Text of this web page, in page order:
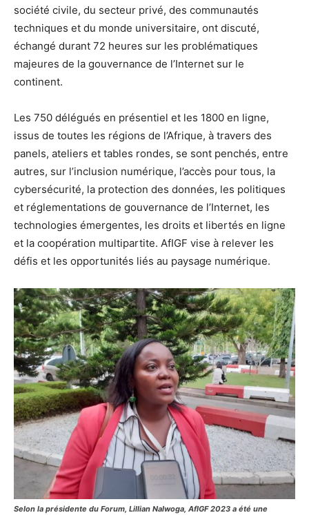
société civile, du secteur privé, des communautés
techniques et du monde universitaire, ont discuté,
échangé durant 72 heures sur les problématiques
majeures de la gouvernance de l’Internet sur le
continent.
Les 750 délégués en présentiel et les 1800 en ligne,
issus de toutes les régions de l’Afrique, à travers des
panels, ateliers et tables rondes, se sont penchés, entre
autres, sur l’inclusion numérique, l’accès pour tous, la
cybersécurité, la protection des données, les politiques
et réglementations de gouvernance de l’Internet, les
technologies émergentes, les droits et libertés en ligne
et la coopération multipartite. AfIGF vise à relever les
défis et les opportunités liés au paysage numérique.
Selon la présidente du Forum, Lillian Nalwoga, AfIGF 2023 a été une